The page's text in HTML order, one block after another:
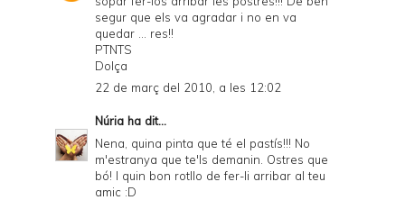
segur que els va agradar i no en va
quedar ... res!!
PTNTS
Dolça
22 de març del 2010, a les 12:02
Núria ha dit...
Nena, quina pinta que té el pastís!!! No
m'estranya que te'ls demanin. Ostres que
bó! I quin bon rotllo de fer-li arribar al teu
amic :D